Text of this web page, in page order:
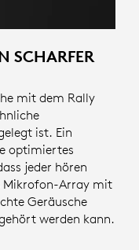
SCHARFER
mit dem Rally
ist. Ein
optimiertes
jeder hören
Mikrofon-Array mit
Geräusche
werden kann.